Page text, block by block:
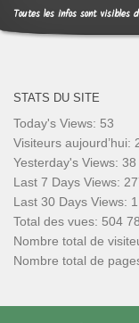
Toutes les infos sont visibles
STATS DU SITE
Today's Views: 53
Visiteurs aujourd’hui:
Yesterday's Views: 38
Last 7 Days Views:
Last 30 Days Views:
Total des vues: 504
Nombre total de
Nombre total de